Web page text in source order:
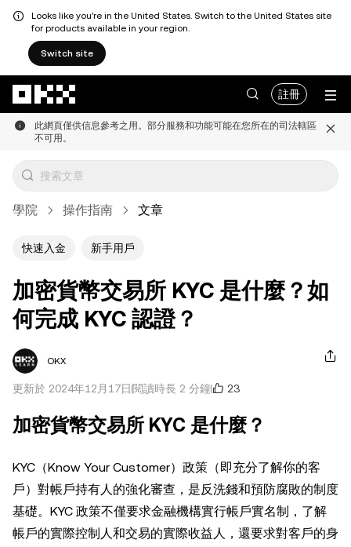
Looks like you're in the United States. Switch to the United States site
for products available in your region.
Switch site
註冊
此網頁僅供信息參考之用。部分服務和功能可能在您所在的司法轄區
不可用。
學院 操作指南 文章
快速入金 新手用戶
加密貨幣交易所 KYC 是什麼？如
何完成 KYC 認證？
OKX
更新於 2024年12月17日 閱讀時長 2 分鐘 23
加密貨幣交易所 KYC 是什麼？
KYC（Know Your Customer）政策（即充分了解你的客
戶）對帳戶持有人的強化審查，是反洗錢和預防腐敗的制度
基礎。KYC 政策不僅要求金融機構實行帳戶實名制，了解
帳戶的實際控制人和交易的實際收益人，還要求對客戶的身